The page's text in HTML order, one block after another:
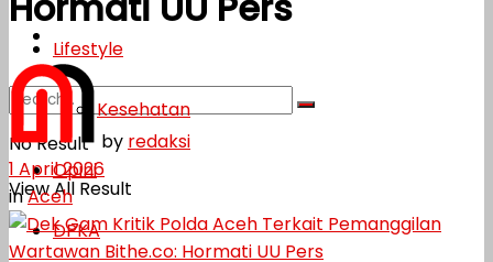
Nanggroe TV
No Result
View All Result
Lifestyle
Kesehatan
Opini
DPKA
by redaksi
1 April 2026
inAceh